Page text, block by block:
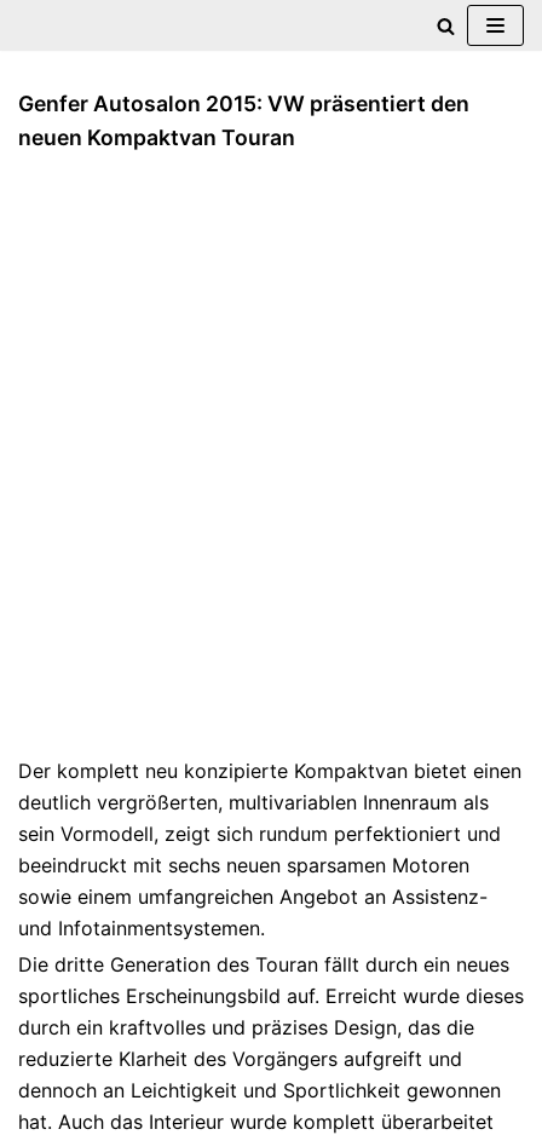
Inhalt
springen
Genfer Autosalon 2015: VW präsentiert den
neuen Kompaktvan Touran
Der komplett neu konzipierte Kompaktvan bietet einen
deutlich vergrößerten, multivariablen Innenraum als
sein Vormodell, zeigt sich rundum perfektioniert und
beeindruckt mit sechs neuen sparsamen Motoren
sowie einem umfangreichen Angebot an Assistenz-
und Infotainmentsystemen.
Die dritte Generation des Touran fällt durch ein neues
sportliches Erscheinungsbild auf. Erreicht wurde dieses
durch ein kraftvolles und präzises Design, das die
reduzierte Klarheit des Vorgängers aufgreift und
dennoch an Leichtigkeit und Sportlichkeit gewonnen
hat. Auch das Interieur wurde komplett überarbeitet